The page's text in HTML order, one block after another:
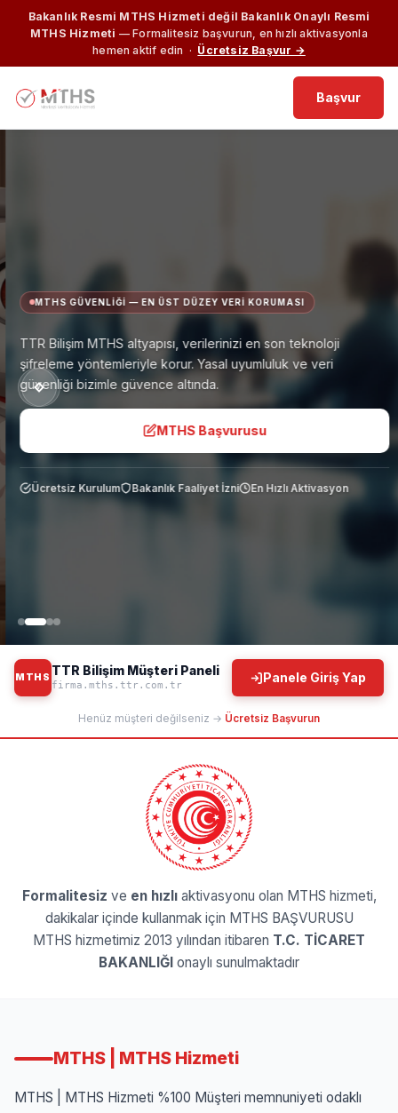
Bakanlık Resmi MTHS Hizmeti değil Bakanlık Onaylı Resmi
MTHS Hizmeti — Formalitesiz başvurun, en hızlı aktivasyonla
hemen aktif edin · Ücretsiz Başvur →
Başvur
MTHS GÜVENLIĞI — EN ÜST DÜZEY VERI KORUMASI
TTR Bilişim MTHS altyapısı, verilerinizi en son teknoloji
şifreleme yöntemleriyle korur. Yasal uyumluluk ve veri
güvenliği bizimle güvence altında.
MTHS Başvurusu
Ücretsiz Kurulum Bakanlık Faaliyet İzni En Hızlı Aktivasyon
MTHS TTR Bilişim Müşteri Paneli
firma.mths.ttr.com.tr Panele Giriş Yap
Henüz müşteri değilseniz → Ücretsiz Başvurun
Formalitesiz ve en hızlı aktivasyonu olan MTHS hizmeti,
dakikalar içinde kullanmak için MTHS BAŞVURUSU
MTHS hizmetimiz 2013 yılından itibaren T.C. TİCARET
BAKANLIĞI onaylı sunulmaktadır
MTHS | MTHS Hizmeti
MTHS | MTHS Hizmeti %100 Müşteri memnuniyeti odaklı